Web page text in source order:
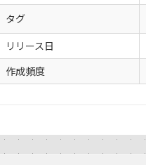
タグ
リリース日
作成頻度